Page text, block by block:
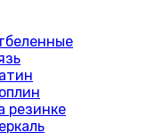
резинке